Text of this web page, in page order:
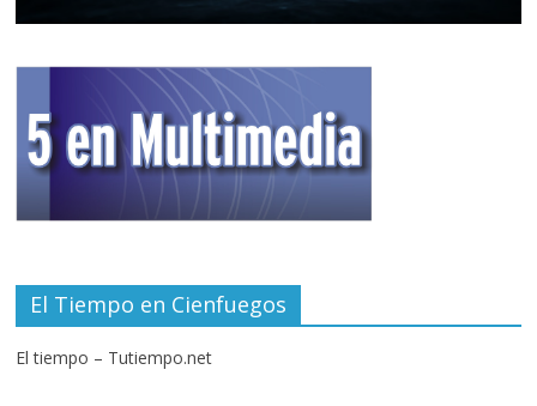
El Tiempo en Cienfuegos
El tiempo – Tutiempo.net